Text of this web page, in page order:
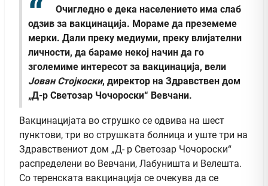
Очигледно е дека населението има слаб
одзив за вакцинација. Мораме да преземеме
мерки. Дали преку медиуми, преку влијателни
личности, да бараме некој начин да го
зголемиме интересот за вакцинација, вели
Јован Стојкоски, директор на Здравствен дом
„Д-р Светозар Чочороски“ Вевчани.
Вакцинацијата во струшко се одвива на шест
пунктови, три во струшката болница и уште три на
Здравствениот дом „Д- р Светозар Чочороски“
распределени во Вевчани, Лабуништа и Велешта.
Со теренската вакцинација се очекува да се